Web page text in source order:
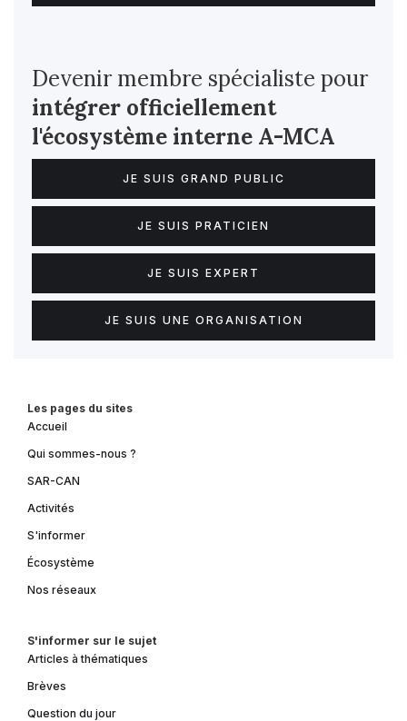
Devenir membre spécialiste pour
intégrer officiellement
l'écosystème interne A-MCA
JE SUIS GRAND PUBLIC
JE SUIS PRATICIEN
JE SUIS EXPERT
JE SUIS UNE ORGANISATION
Les pages du sites
Accueil
Qui sommes-nous ?
SAR-CAN
Activités
S'informer
Écosystème
Nos réseaux
S'informer sur le sujet
Articles à thématiques
Brèves
Question du jour